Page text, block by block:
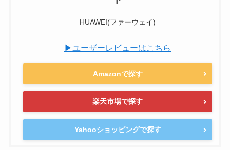
HUAWEI(ファーウェイ)
▶ユーザーレビューはこちら
Amazonで探す
楽天市場で探す
Yahooショッピングで探す